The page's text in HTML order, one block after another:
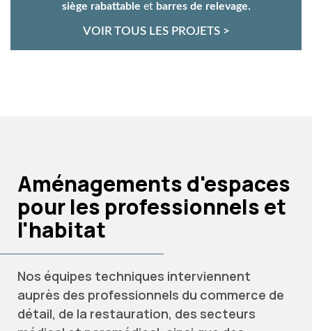
siège rabattable et barres de relevage.
VOIR TOUS LES PROJETS >
Aménagements d'espaces
pour les professionnels et
l'habitat
Nos équipes techniques interviennent
auprès des professionnels du commerce de
détail, de la restauration, des secteurs